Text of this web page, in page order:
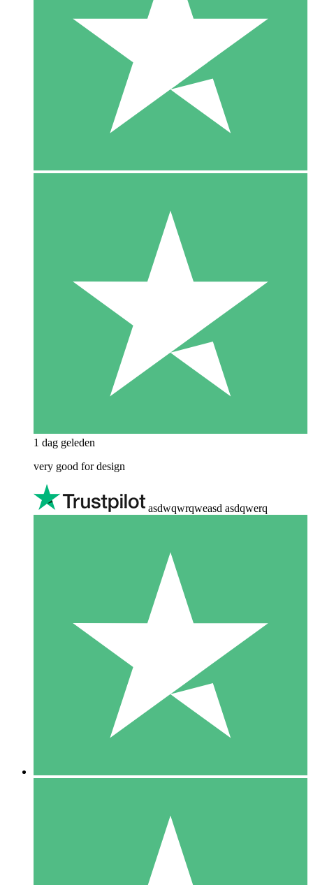
1 dag geleden
very good for design
asdwqwrqweasd asdqwerq